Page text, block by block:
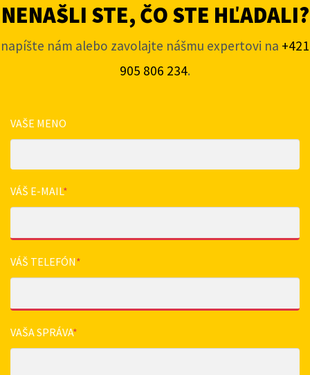
NENAŠLI STE, ČO STE HĽADALI?
napíšte nám alebo zavolajte nášmu expertovi na +421
905 806 234.
VAŠE MENO
VÁŠ E-MAIL*
VÁŠ TELEFÓN*
VAŠA SPRÁVA*